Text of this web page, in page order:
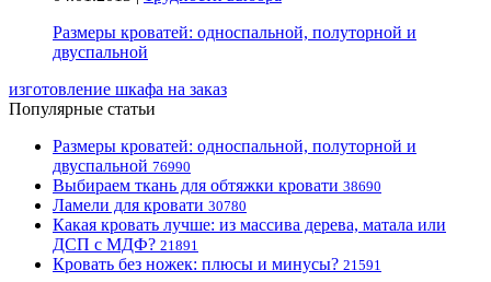
Размеры кроватей: односпальной, полуторной и
двуспальной
изготовление шкафа на заказ
Популярные статьи
Размеры кроватей: односпальной, полуторной и
двуспальной 76990
Выбираем ткань для обтяжки кровати 38690
Ламели для кровати 30780
Какая кровать лучше: из массива дерева, матала или
ДСП с МДФ? 21891
Кровать без ножек: плюсы и минусы? 21591